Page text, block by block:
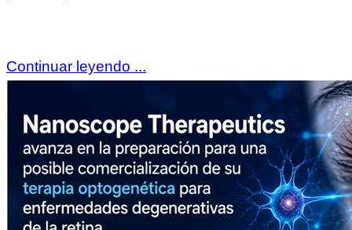
Continuar leyendo ...